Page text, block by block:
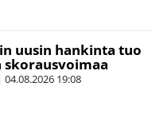
uusin hankinta tuo
skorausvoimaa
04.08.2026 19:08